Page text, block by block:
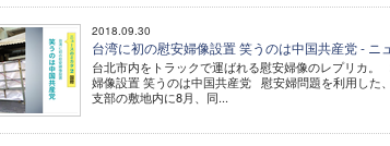
2018.09.30
台湾に初の慰安婦像設置 笑うのは中国共産党 - ニ
台北市内をトラックで運ばれる慰安婦像のレプリカ
婦像設置 笑うのは中国共産党 慰安婦問題を利用した
支部の敷地内に8月、同...